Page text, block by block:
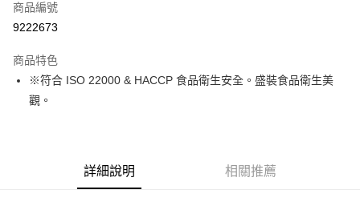
超商取貨付款
Apple Pay
街口支付
商品編號
9222673
商品特色
※符合 ISO 22000 & HACCP 食品衛生安全。盛裝食品衛生美
觀。
詳細說明 相關推薦